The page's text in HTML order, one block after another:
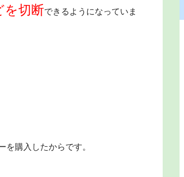
を切断できるようになっていま
購入したからです。